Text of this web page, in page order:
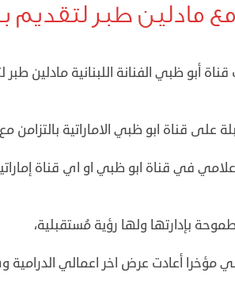
مادلين طبر لتقديم
أبو ظبي الفنانة اللبنانية مادلين
على قناة ابو ظبي الاماراتية بالتزامن
في قناة ابو ظبي او اي قناة
بإدارتها ولها رؤية مُستقبلية،
مؤخرا أعادت عرض اخر اعمالي الدرامية